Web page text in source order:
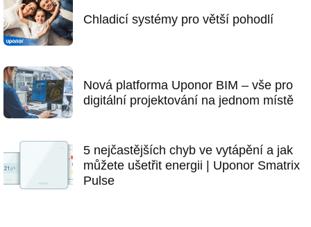
Chladicí systémy pro větší pohodlí
Nová platforma Uponor BIM – vše pro
digitální projektování na jednom místě
5 nejčastějších chyb ve vytápění a jak
můžete ušetřit energii | Uponor Smatrix
Pulse